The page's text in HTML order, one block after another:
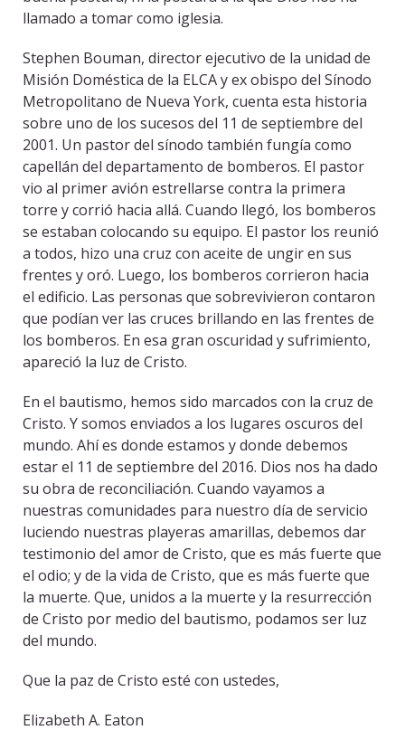
llamado a tomar como iglesia.
Stephen Bouman, director ejecutivo de la unidad de
Misión Doméstica de la ELCA y ex obispo del Sínodo
Metropolitano de Nueva York, cuenta esta historia
sobre uno de los sucesos del 11 de septiembre del
2001. Un pastor del sínodo también fungía como
capellán del departamento de bomberos. El pastor
vio al primer avión estrellarse contra la primera
torre y corrió hacia allá. Cuando llegó, los bomberos
se estaban colocando su equipo. El pastor los reunió
a todos, hizo una cruz con aceite de ungir en sus
frentes y oró. Luego, los bomberos corrieron hacia
el edificio. Las personas que sobrevivieron contaron
que podían ver las cruces brillando en las frentes de
los bomberos. En esa gran oscuridad y sufrimiento,
apareció la luz de Cristo.
En el bautismo, hemos sido marcados con la cruz de
Cristo. Y somos enviados a los lugares oscuros del
mundo. Ahí es donde estamos y donde debemos
estar el 11 de septiembre del 2016. Dios nos ha dado
su obra de reconciliación. Cuando vayamos a
nuestras comunidades para nuestro día de servicio
luciendo nuestras playeras amarillas, debemos dar
testimonio del amor de Cristo, que es más fuerte que
el odio; y de la vida de Cristo, que es más fuerte que
la muerte. Que, unidos a la muerte y la resurrección
de Cristo por medio del bautismo, podamos ser luz
del mundo.
Que la paz de Cristo esté con ustedes,
Elizabeth A. Eaton